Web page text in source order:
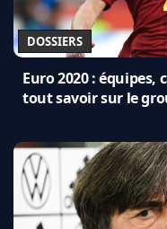
DOSSIERS
Euro 2020 :
tout savoir sur le